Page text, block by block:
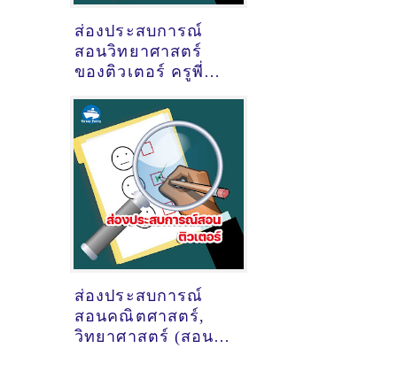
ส่องประสบการณ์
สอนวิทยาศาสตร์
ของติวเตอร์ ครูพี่
ภักดิ์ @แถวโรงเรียน
พระกุมารต.ตลาด
อ.เมืองมหาสารคาม
ส่องประสบการณ์
สอนคณิตศาสตร์,
วิทยาศาสตร์ (สอน